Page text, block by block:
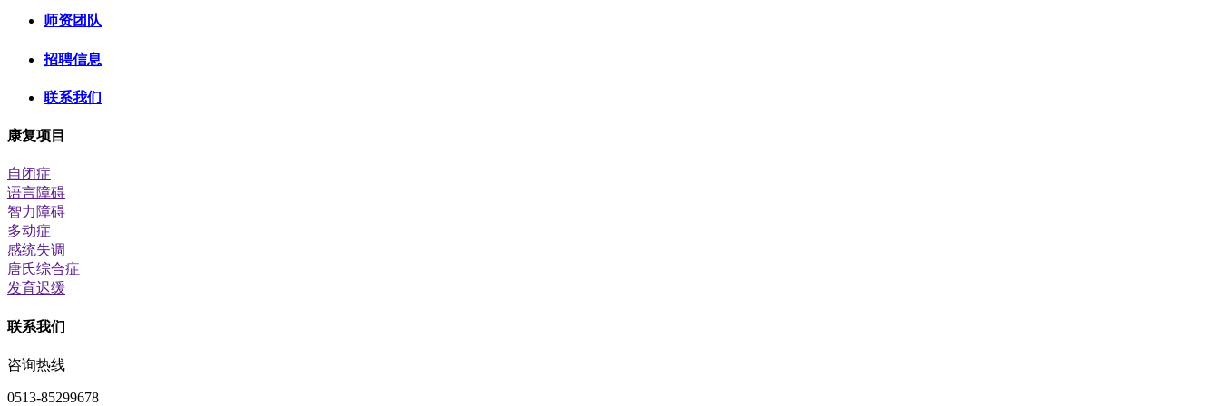
师资团队
招聘信息
联系我们
康复项目
自闭症
语言障碍
智力障碍
多动症
感统失调
唐氏综合症
发育迟缓
联系我们
咨询热线
0513-85299678